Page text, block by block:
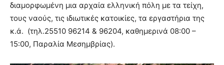
διαμορφωμένη μια αρχαία ελληνική πόλη με τα τείχη,
τους ναούς, τις ιδιωτικές κατοικίες, τα εργαστήρια της
κ.ά. (τηλ.25510 96214 & 96204, καθημερινά 08:00 –
15:00, Παραλία Μεσημβρίας).